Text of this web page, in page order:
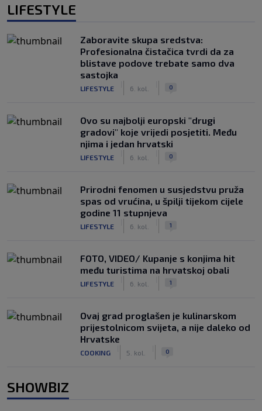
LIFESTYLE
Zaboravite skupa sredstva:
Profesionalna čistačica tvrdi da za
blistave podove trebate samo dva
sastojka
LIFESTYLE 6. kol. 0
Ovo su najbolji europski "drugi
gradovi" koje vrijedi posjetiti. Među
njima i jedan hrvatski
LIFESTYLE 6. kol. 0
Prirodni fenomen u susjedstvu pruža
spas od vrućina, u špilji tijekom cijele
godine 11 stupnjeva
LIFESTYLE 6. kol. 1
FOTO, VIDEO/ Kupanje s konjima hit
među turistima na hrvatskoj obali
LIFESTYLE 6. kol. 1
Ovaj grad proglašen je kulinarskom
prijestolnicom svijeta, a nije daleko od
Hrvatske
COOKING 5. kol. 0
SHOWBIZ